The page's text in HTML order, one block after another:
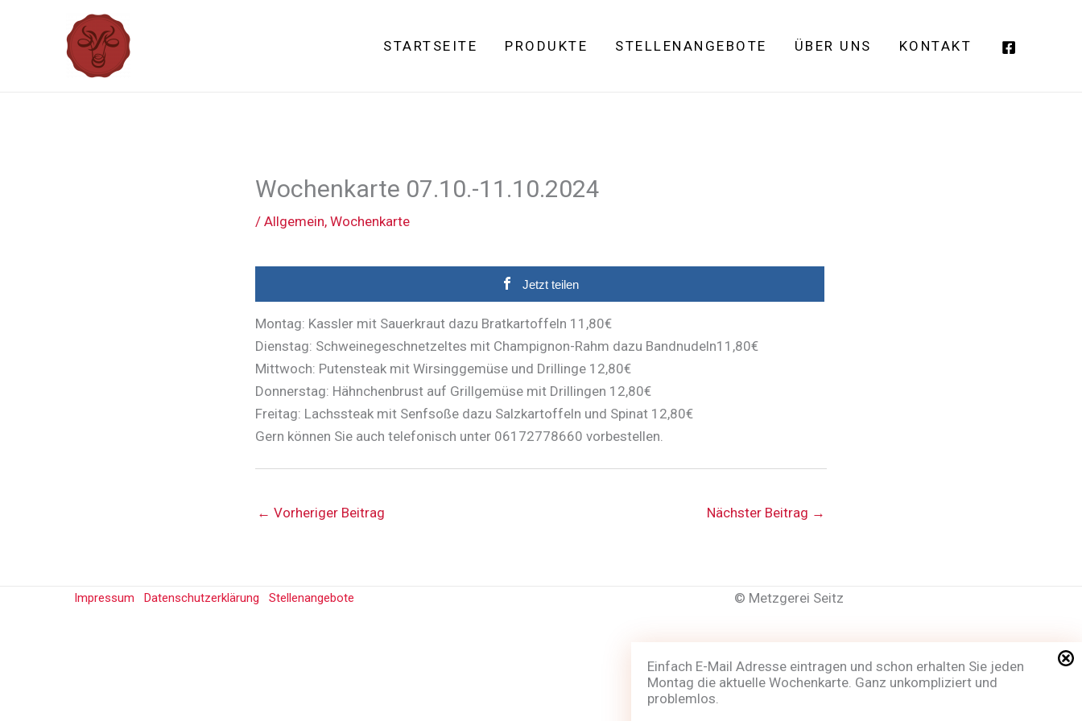
STARTSEITE PRODUKTE STELLENANGEBOTE ÜBER UNS KONTAKT
Wochenkarte 07.10.-11.10.2024
/ Allgemein, Wochenkarte
Jetzt teilen
Montag: Kassler mit Sauerkraut dazu Bratkartoffeln 11,80€
Dienstag: Schweinegeschnetzeltes mit Champignon-Rahm dazu Bandnudeln11,80€
Mittwoch: Putensteak mit Wirsinggemüse und Drillinge 12,80€
Donnerstag: Hähnchenbrust auf Grillgemüse mit Drillingen 12,80€
Freitag: Lachssteak mit Senfsoße dazu Salzkartoffeln und Spinat 12,80€
Gern können Sie auch telefonisch unter 06172778660 vorbestellen.
Einfach E-Mail Adresse eintragen und schon erhalten Sie jeden
Montag die aktuelle Wochenkarte. Ganz unkompliziert und
problemlos.
← Vorheriger Beitrag Nächster Beitrag →
Impressum Datenschutzerklärung Stellenangebote © Metzgerei Seitz